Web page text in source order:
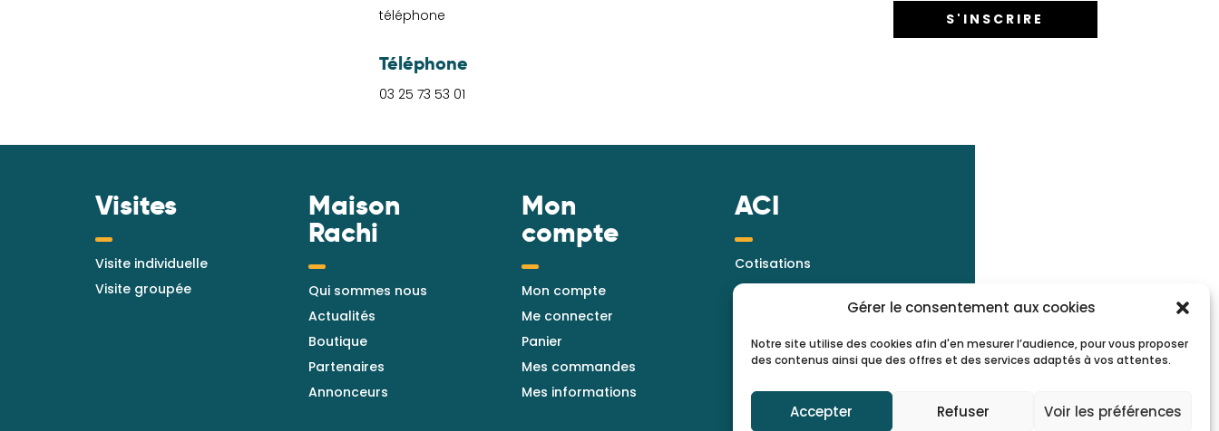
Gérer le consentement aux cookies
Notre site utilise des cookies afin d'en mesurer l’audience, pour vous proposer
des contenus ainsi que des offres et des services adaptés à vos attentes.
Accepter Refuser Voir les préférences
téléphone
Téléphone
03 25 73 53 01
Visites
Visite individuelle
Visite groupée
Maison
Rachi
Qui sommes nous
Actualités
Boutique
Partenaires
Annonceurs
Mon
compte
Mon compte
Me connecter
Panier
Mes commandes
Mes informations
ACI
Cotisations